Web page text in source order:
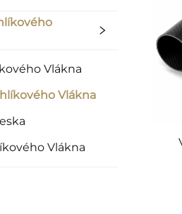
Vlákna
Vlákna
Vlákna